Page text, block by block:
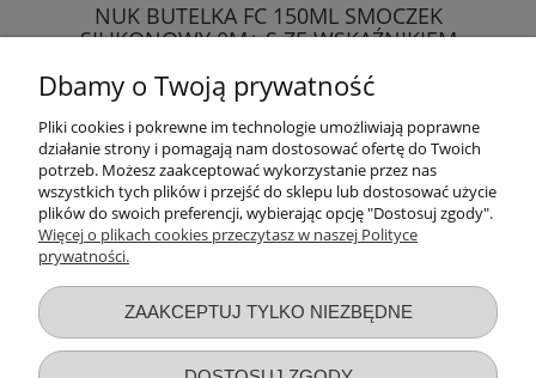
NUK BUTELKA FC 150ML SMOCZEK
SILIKONOWY 0M+ S ZE WSKAŹNIKIEM
43,88 zł
DO KOSZYKA
Dbamy o Twoją prywatność
Pliki cookies i pokrewne im technologie umożliwiają poprawne
działanie strony i pomagają nam dostosować ofertę do Twoich
potrzeb. Możesz zaakceptować wykorzystanie przez nas
wszystkich tych plików i przejść do sklepu lub dostosować użycie
plików do swoich preferencji, wybierając opcję "Dostosuj zgody".
Więcej o plikach cookies przeczytasz w naszej Polityce
prywatności.
ZAAKCEPTUJ TYLKO NIEZBĘDNE